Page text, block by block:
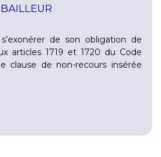
de son obligation de
articles 1719 et 1720 du Code
clause de non-recours insérée